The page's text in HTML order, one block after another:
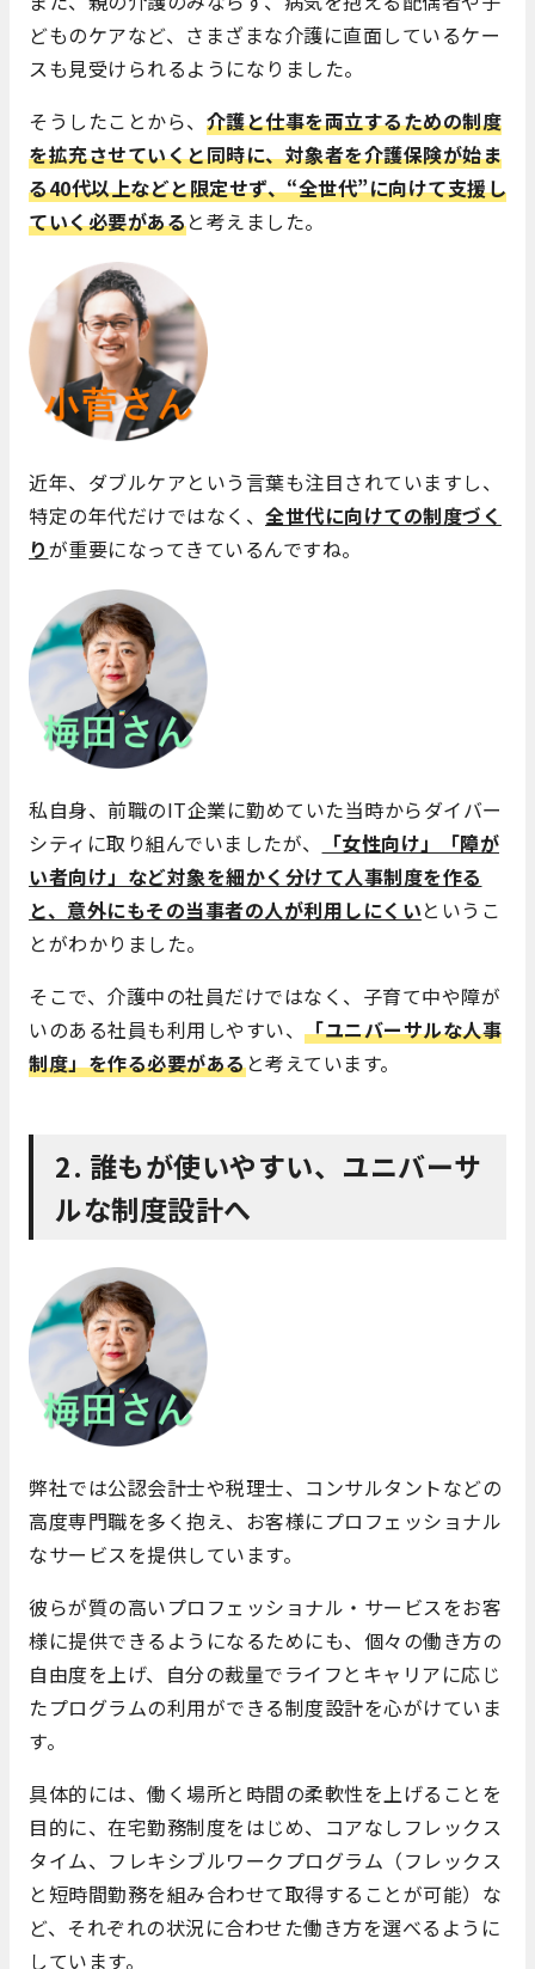
どものケアなど、さまざまな介護に直面しているケー
スも見受けられるようになりました。
そうしたことから、 介護と仕事を両立するための制度
を拡充させていくと同時に、対象者を介護保険が始ま
る40代以上などと限定せず、“全世代”に向けて支援し
ていく必要があると考えました。
近年、ダブルケアという言葉も注目されていますし、
特定の年代だけではなく、 全世代に向けての制度づく
りが重要になってきているんですね。
私自身、前職のIT企業に勤めていた当時からダイバー
シティに取り組んでいましたが、
「女性向け」「障が
い者向け」など対象を細かく分けて人事制度を作る
と、意外にもその当事者の人が利用しにくいというこ
とがわかりました。
そこで、介護中の社員だけではなく、子育て中や障が
いのある社員も利用しやすい、 「ユニバーサルな人事
制度」を作る必要があると考えています。
2. 誰もが使いやすい、ユニバーサ
ルな制度設計へ
弊社では公認会計士や税理士、コンサルタントなどの
高度専門職を多く抱え、お客様にプロフェッショナル
なサービスを提供しています。
彼らが質の高いプロフェッショナル・サービスをお客
様に提供できるようになるためにも、個々の働き方の
自由度を上げ、自分の裁量でライフとキャリアに応じ
たプログラムの利用ができる制度設計を心がけていま
す。
具体的には、働く場所と時間の柔軟性を上げることを
目的に、在宅勤務制度をはじめ、コアなしフレックス
タイム、フレキシブルワークプログラム（フレックス
と短時間勤務を組み合わせて取得することが可能）な
ど、それぞれの状況に合わせた働き方を選べるように
しています。